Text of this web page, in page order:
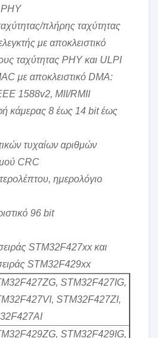
PHY
πλήρης ταχύτητας
με αποκλειστικό
ταχύτητας PHY και ULPI
με αποκλειστικό DMA:
1588v2, MII/RMII
κάμερας 8 έως 14 bit έως
τυχαίων αριθμών
CRC
ημερολόγιο
96 bit
STM32F427xx και
STM32F429xx
STM32F427IG,
STM32F427ZI,
STM32F429IG,